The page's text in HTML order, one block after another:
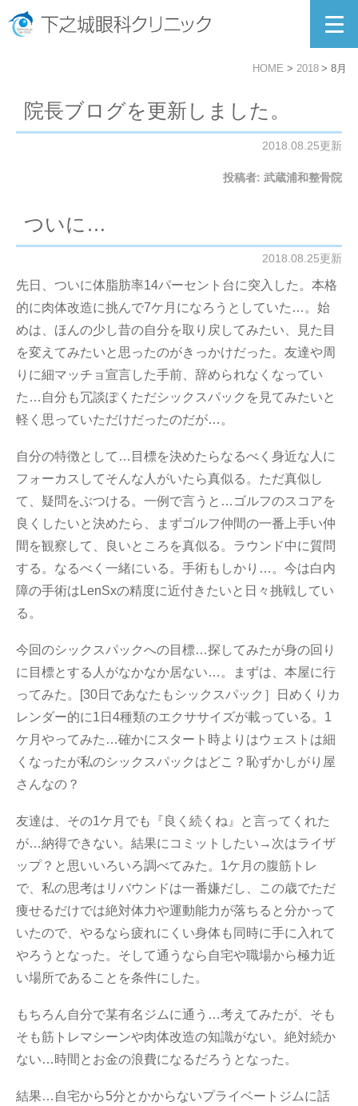
HOME 2018 8月
院長ブログを更新しました。
2018.08.25更新
投稿者: 武蔵浦和整骨院
ついに…
2018.08.25更新
先日、ついに体脂肪率14パーセント台に突入した。本格
的に肉体改造に挑んで7ケ月になろうとしていた…。始
めは、ほんの少し昔の自分を取り戻してみたい、見た目
を変えてみたいと思ったのがきっかけだった。友達や周
りに細マッチョ宣言した手前、辞められなくなってい
た…自分も冗談ぽくただシックスパックを見てみたいと
軽く思っていただけだったのだが…。
自分の特徴として…目標を決めたらなるべく身近な人に
フォーカスしてそんな人がいたら真似る。ただ真似し
て、疑問をぶつける。一例で言うと…ゴルフのスコアを
良くしたいと決めたら、まずゴルフ仲間の一番上手い仲
間を観察して、良いところを真似る。ラウンド中に質問
する。なるべく一緒にいる。手術もしかり…。今は白内
障の手術はLenSxの精度に近付きたいと日々挑戦してい
る。
今回のシックスパックへの目標…探してみたが身の回り
に目標とする人がなかなか居ない…。まずは、本屋に行
ってみた。[30日であなたもシックスパック］日めくりカ
レンダー的に1日4種類のエクササイズが載っている。1
ケ月やってみた…確かにスタート時よりはウェストは細
くなったが私のシックスパックはどこ？恥ずかしがり屋
さんなの？
友達は、その1ケ月でも『良く続くね』と言ってくれた
が…納得できない。結果にコミットしたい→次はライザ
ップ？と思いいろいろ調べてみた。1ケ月の腹筋トレ
で、私の思考はリバウンドは一番嫌だし、この歳でただ
痩せるだけでは絶対体力や運動能力が落ちると分かって
いたので、やるなら疲れにくい身体も同時に手に入れて
やろうとなった。そして通うなら自宅や職場から極力近
い場所であることを条件にした。
もちろん自分で某有名ジムに通う…考えてみたが、そも
そも筋トレマシーンや肉体改造の知識がない。絶対続か
ない…時間とお金の浪費になるだろうとなった。
結果…自宅から5分とかからないプライベートジムに話